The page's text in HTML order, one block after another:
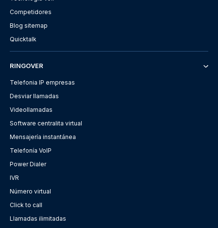
Competidores
Blog sitemap
Quicktalk
RINGOVER
Telefonia IP empresas
Desviar llamadas
Videollamadas
Software centralita virtual
Mensajería instantánea
Telefonía VoIP
Power Dialer
IVR
Número virtual
Click to call
Llamadas ilimitadas